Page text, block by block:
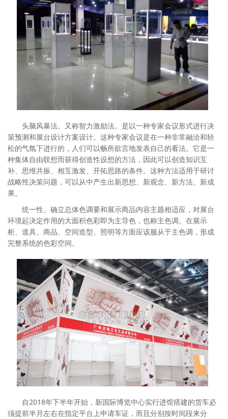
头脑风暴法。又称智力激励法。是以一种专家会议形式进行决
策预测和展台设计方案设计。这种专家会议是在一种非常融洽和轻
松的气氛下进行的，人们可以畅所欲言地发表自己的看法。它是一
种集体自由联想而获得创造性设想的方法，因此可以创造知识互
补、思维共振、相互激发、开拓思路的条件。这种方法适用于研讨
战略性决策问题，可以从中产生出新思想、新观念、新方法、新成
果。
统一性。确立总体色调要和展示商品内容主题相适应，对展台
环境起决定作用的大面积色彩即为主导色，也称主色调。在展示
柜、道具、商品、空间造型、照明等方面应该服从于主色调，形成
完整系统的色彩空间。
自2018年下半年开始，新国际博览中心实行进馆搭建的货车必
须提前半月左右在指定平台上申请车证，而且分别按时间段来分